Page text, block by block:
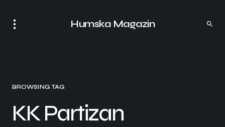
Humska Magazin
BROWSING TAG
KK Partizan